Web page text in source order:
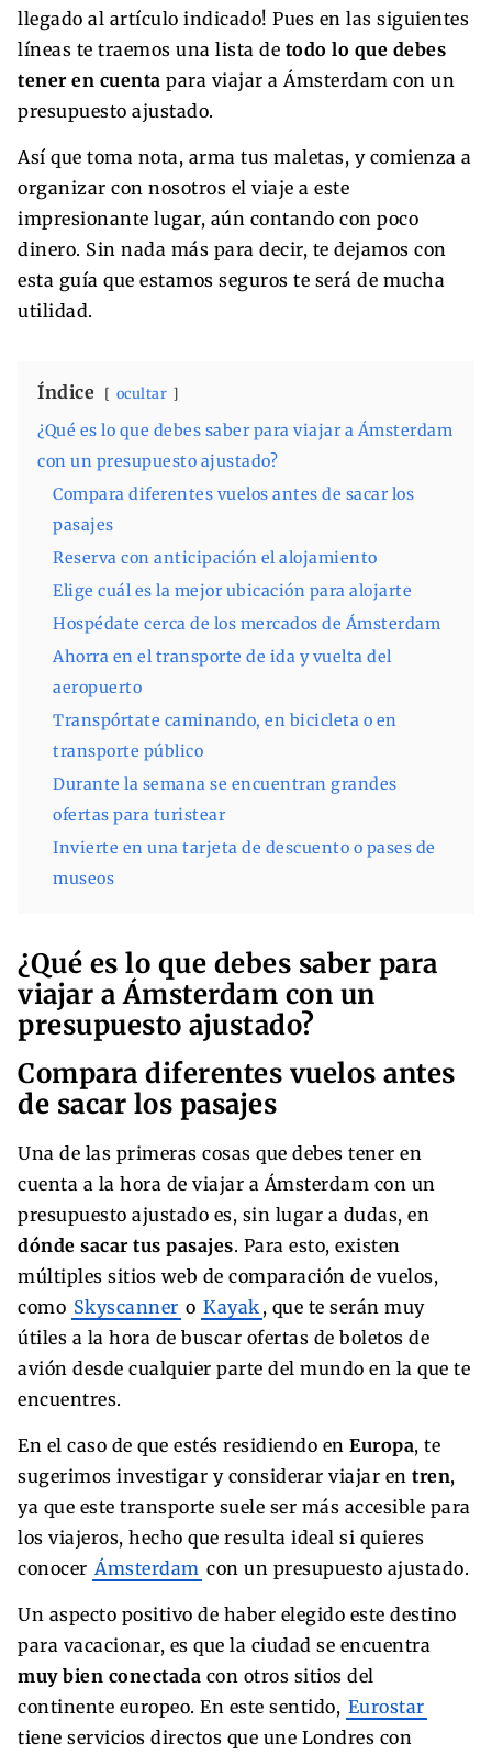
llegado al artículo indicado! Pues en las siguientes
líneas te traemos una lista de todo lo que debes
tener en cuenta para viajar a Ámsterdam con un
presupuesto ajustado.
Así que toma nota, arma tus maletas, y comienza a
organizar con nosotros el viaje a este
impresionante lugar, aún contando con poco
dinero. Sin nada más para decir, te dejamos con
esta guía que estamos seguros te será de mucha
utilidad.
Índice ocultar
¿Qué es lo que debes saber para viajar a Ámsterdam
con un presupuesto ajustado?
Compara diferentes vuelos antes de sacar los
pasajes
Reserva con anticipación el alojamiento
Elige cuál es la mejor ubicación para alojarte
Hospédate cerca de los mercados de Ámsterdam
Ahorra en el transporte de ida y vuelta del
aeropuerto
Transpórtate caminando, en bicicleta o en
transporte público
Durante la semana se encuentran grandes
ofertas para turistear
Invierte en una tarjeta de descuento o pases de
museos
¿Qué es lo que debes saber para
viajar a Ámsterdam con un
presupuesto ajustado?
Compara diferentes vuelos antes
de sacar los pasajes
Una de las primeras cosas que debes tener en
cuenta a la hora de viajar a Ámsterdam con un
presupuesto ajustado es, sin lugar a dudas, en
dónde sacar tus pasajes. Para esto, existen
múltiples sitios web de comparación de vuelos,
como Skyscanner o Kayak , que te serán muy
útiles a la hora de buscar ofertas de boletos de
avión desde cualquier parte del mundo en la que te
encuentres.
En el caso de que estés residiendo en Europa, te
sugerimos investigar y considerar viajar en tren,
ya que este transporte suele ser más accesible para
los viajeros, hecho que resulta ideal si quieres
conocer Ámsterdam con un presupuesto ajustado.
Un aspecto positivo de haber elegido este destino
para vacacionar, es que la ciudad se encuentra
muy bien conectada con otros sitios del
continente europeo. En este sentido, Eurostar
tiene servicios directos que une Londres con